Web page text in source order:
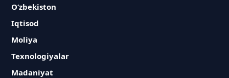
O‘zbekiston
Iqtisod
Moliya
Texnologiyalar
Madaniyat